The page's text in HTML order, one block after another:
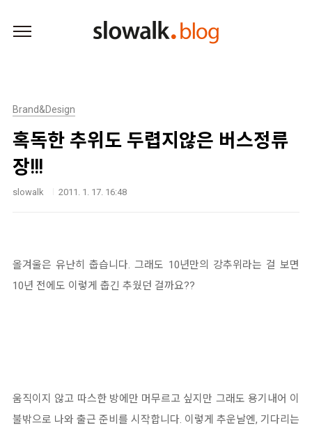
Brand&Design
혹독한 추위도 두렵지않은 버스정류
장!!!
slowalk 2011. 1. 17. 16:48
올겨울은 유난히 춥습니다. 그래도 10년만의 강추위라는 걸 보면
10년 전에도 이렇게 춥긴 추웠던 걸까요??
움직이지 않고 따스한 방에만 머무르고 싶지만 그래도 용기내어 이
불밖으로 나와 출근 준비를 시작합니다. 이렇게 추운날엔, 기다리는